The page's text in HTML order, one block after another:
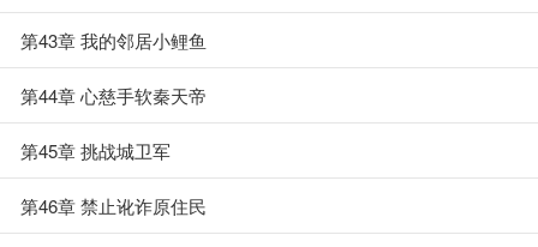
第43章 我的邻居小鲤鱼
第44章 心慈手软秦天帝
第45章 挑战城卫军
第46章 禁止讹诈原住民